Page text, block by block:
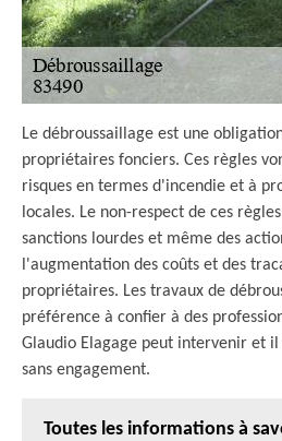
Le débroussaillage est une
propriétaires fonciers. Ces règles
risques en termes d'incendie et à
locales. Le non-respect de ces
sanctions lourdes et même des
l'augmentation des coûts et des
propriétaires. Les travaux de
préférence à confier à des
Glaudio Elagage peut intervenir et
sans engagement.
Toutes les informations à